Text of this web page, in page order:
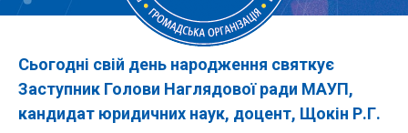
Сьогодні свій день народження святкує
Заступник Голови Наглядової ради МАУП,
кандидат юридичних наук, доцент, Щокін Р.Г.